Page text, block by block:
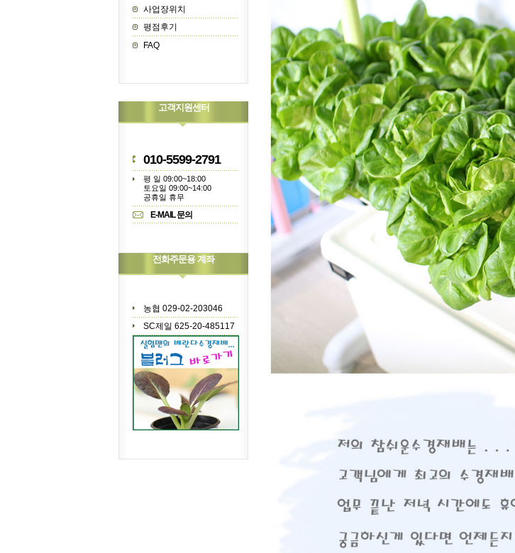
사업장위치
평점후기
FAQ
고객지원센터
010-5599-2791
평 일 09:00~18:00
토요일 09:00~14:00
공휴일 휴무
E-MAIL 문의
전화주문용 계좌
농협 029-02-203046
SC제일 625-20-485117